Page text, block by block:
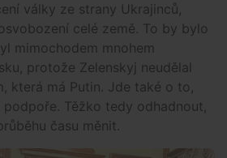
války ze strany Ukrajinců,
celé země. To by bylo
mimochodem mnohem
protože Zelenskyj neudělal
která má Putin. Jde také o to,
Těžko tedy odhadnout,
času měnit.